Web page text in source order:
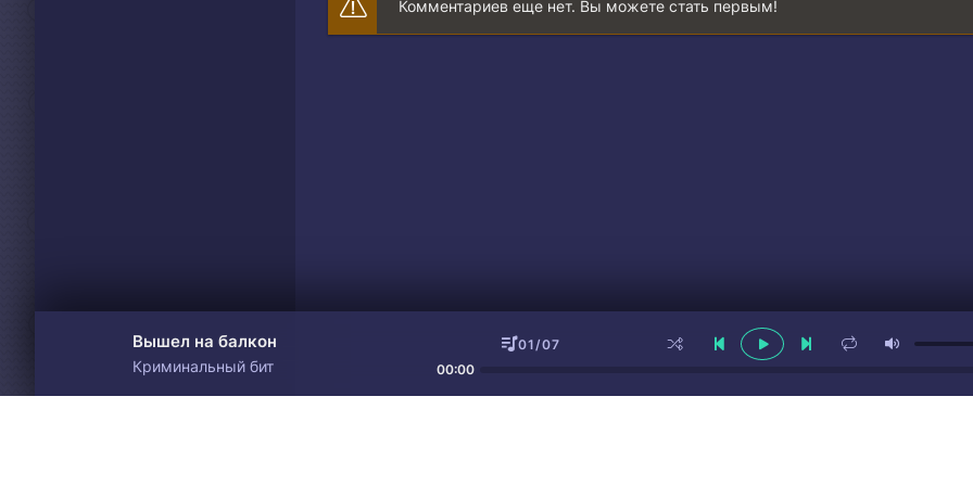
Комментариев еще нет. Вы можете стать первым!
Вышел на балкон
Криминальный бит
01/07
00:00